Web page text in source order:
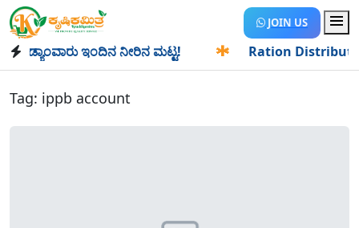
JOIN US
ಇಂದಿನ ನೀರಿನ ಮಟ್ಟ! Ration Distribution-
Tag: ippb account